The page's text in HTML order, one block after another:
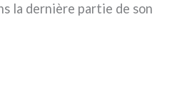
la der­niè­re par­tie de son